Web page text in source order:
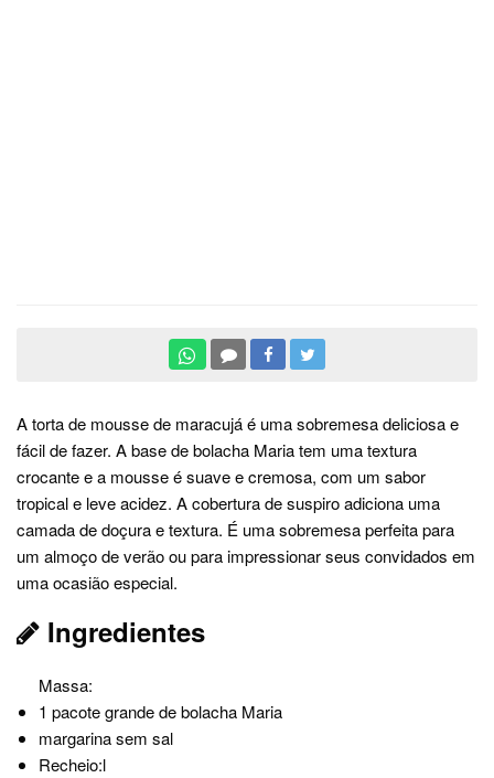
A torta de mousse de maracujá é uma sobremesa deliciosa e
fácil de fazer. A base de bolacha Maria tem uma textura
crocante e a mousse é suave e cremosa, com um sabor
tropical e leve acidez. A cobertura de suspiro adiciona uma
camada de doçura e textura. É uma sobremesa perfeita para
um almoço de verão ou para impressionar seus convidados em
uma ocasião especial.
Ingredientes
Massa:
1 pacote grande de bolacha Maria
margarina sem sal
Recheio:l